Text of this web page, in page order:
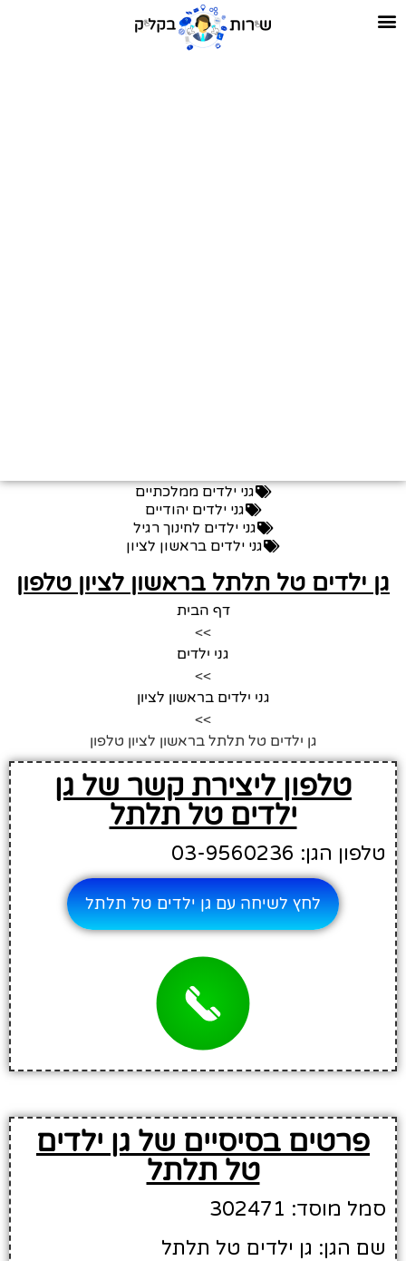
גני ילדים ממלכתיים
גני ילדים יהודיים
גני ילדים לחינוך רגיל
גני ילדים בראשון לציון
גן ילדים טל תלתל בראשון לציון טלפון
דף הבית
>>
גני ילדים
>>
גני ילדים בראשון לציון
>>
גן ילדים טל תלתל בראשון לציון טלפון
טלפון ליצירת קשר של גן
ילדים טל תלתל
טלפון הגן: 03-9560236
לחץ לשיחה עם גן ילדים טל תלתל
פרטים בסיסיים של גן ילדים
טל תלתל
סמל מוסד: 302471
שם הגן: גן ילדים טל תלתל